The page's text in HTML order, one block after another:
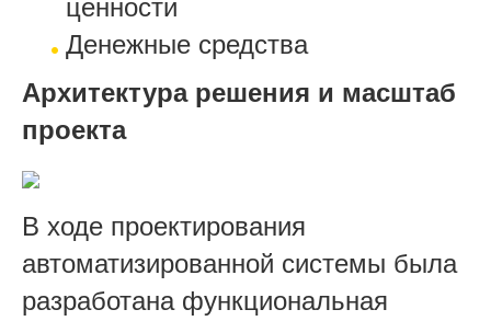
ценности
Денежные средства
Архитектура решения и масштаб
проекта
В ходе проектирования
автоматизированной системы была
разработана функциональная